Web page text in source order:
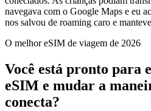
navegava com o Google Maps e eu
nos salvou de roaming caro e
O melhor eSIM de viagem de 2026
Você está pronto para
eSIM e mudar a
conecta?